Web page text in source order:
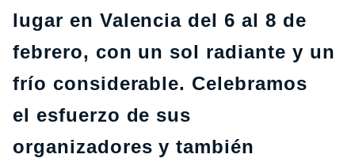
lugar en Valencia del 6 al 8 de
febrero, con un sol radiante y un
frío considerable. Celebramos
el esfuerzo de sus
organizadores y también